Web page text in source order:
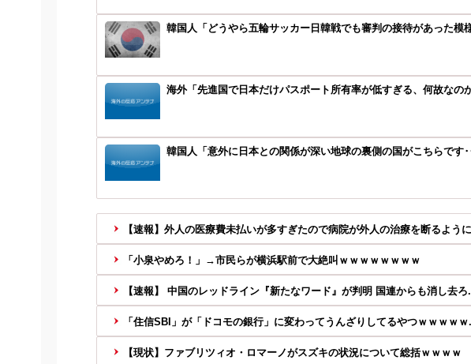
韓国人「どうやら五輪サッカー日韓戦でも審判の接待があった
海外「先進国で日本だけパスポート所有率が低すぎる、何故なのか
韓国人「意外に日本との関係が深い地球の裏側の国がこちらで
【速報】外人の医療費未払いが多すぎたので病院が外人の治療を断るよう
「小泉やめろ！」→市民らが横浜駅前で大絶叫ｗｗｗｗｗｗｗｗ
【速報】 中国のレッドライン『新たなワード』が判明 国連からも消し去ろ
「住信SBI」が「ドコモの銀行」に変わってうんざりしてるやつｗｗｗｗｗ
【現状】ファブリツィオ・ロマーノがスズキの状況について総括ｗｗｗｗ